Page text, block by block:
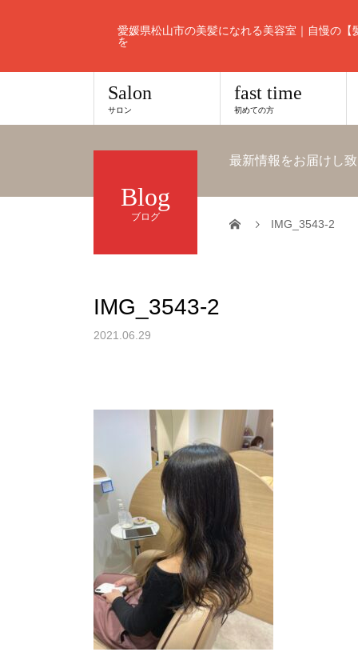
愛媛県松山市の美髪になれる美容室｜自慢の
を
Salon
サロン
fast time
初めての方
Blog
ブログ
最新情報をお届けし
IMG_3543-2
IMG_3543-2
2021.06.29